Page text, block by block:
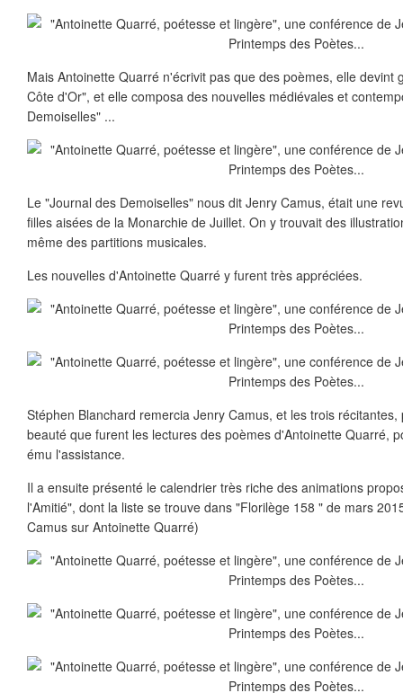
Mais Antoinette Quarré n'écrivit pas que des poèmes, elle devint
Côte d'Or", et elle composa des nouvelles médiévales et
Demoiselles" ...
Le "Journal des Demoiselles" nous dit Jenry Camus, était une
filles aisées de la Monarchie de Juillet. On y trouvait des
même des partitions musicales.
Les nouvelles d'Antoinette Quarré y furent très appréciées.
Stéphen Blanchard remercia Jenry Camus, et les trois
beauté que furent les lectures des poèmes d'Antoinette Quarré,
ému l'assistance.
Il a ensuite présenté le calendrier très riche des animations
l'Amitié", dont la liste se trouve dans "Florilège 158 " de mars
Camus sur Antoinette Quarré)